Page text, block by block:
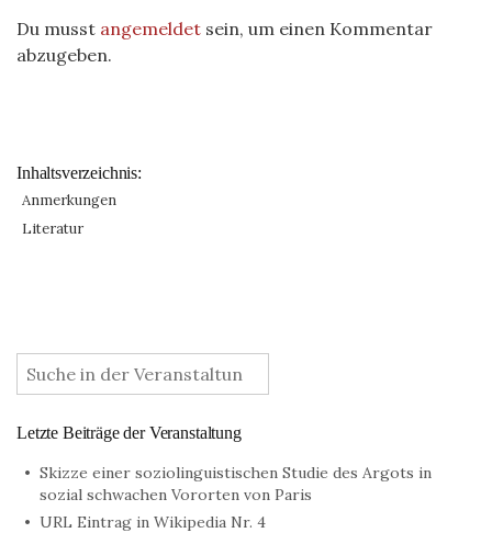
Du musst angemeldet sein, um einen Kommentar
abzugeben.
Inhaltsverzeichnis:
Anmerkungen
Literatur
:
Letzte Beiträge der Veranstaltung
Skizze einer soziolinguistischen Studie des Argots in
sozial schwachen Vororten von Paris
URL Eintrag in Wikipedia Nr. 4